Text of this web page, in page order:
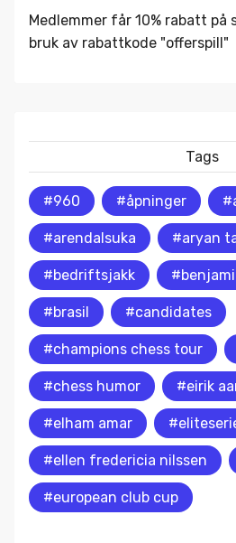
Medlemmer får 10% rabatt på
bruk av rabattkode "offerspill"
Tags
#960 #åpninger
#arendalsuka #aryan
#bedriftsjakk
#brasil #candidates
#champions chess tour
#chess humor #eirik
#elham amar
#ellen fredericia nilssen
#european club cup